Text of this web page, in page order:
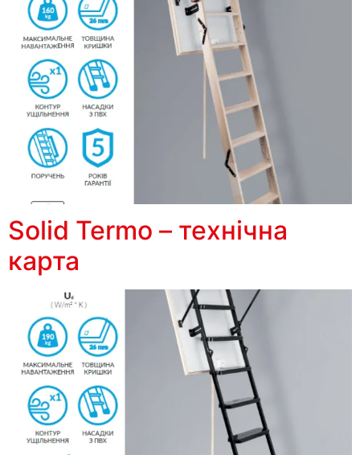
Solid Termo – технічна
карта